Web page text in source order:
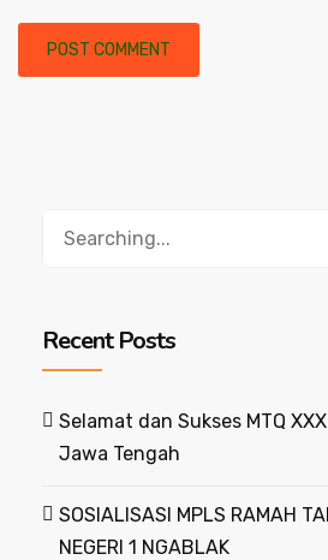
Recent Posts
Selamat dan Sukses MTQ
Jawa Tengah
SOSIALISASI MPLS RAMAH
NEGERI 1 NGABLAK